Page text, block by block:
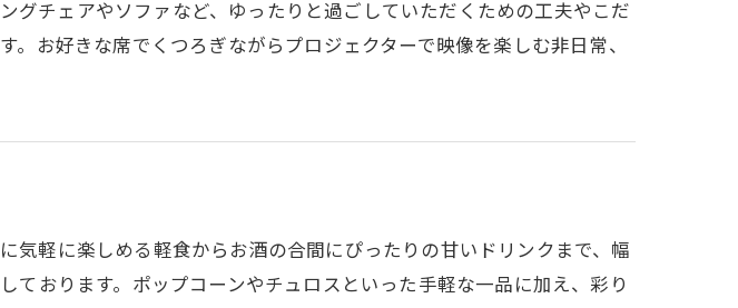
グチェアやソファなど、ゆったりと過ごしていただくための工夫やこだ
。お好きな席でくつろぎながらプロジェクターで映像を楽しむ非日常、
気軽に楽しめる軽食からお酒の合間にぴったりの甘いドリンクまで、幅
ております。ポップコーンやチュロスといった手軽な一品に加え、彩り